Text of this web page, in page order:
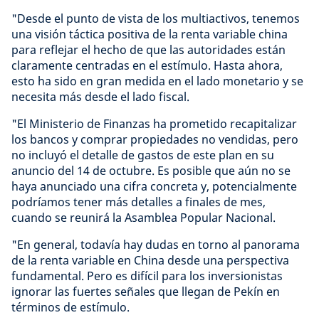
"Desde el punto de vista de los multiactivos, tenemos
una visión táctica positiva de la renta variable china
para reflejar el hecho de que las autoridades están
claramente centradas en el estímulo. Hasta ahora,
esto ha sido en gran medida en el lado monetario y se
necesita más desde el lado fiscal.
"El Ministerio de Finanzas ha prometido recapitalizar
los bancos y comprar propiedades no vendidas, pero
no incluyó el detalle de gastos de este plan en su
anuncio del 14 de octubre. Es posible que aún no se
haya anunciado una cifra concreta y, potencialmente
podríamos tener más detalles a finales de mes,
cuando se reunirá la Asamblea Popular Nacional.
"En general, todavía hay dudas en torno al panorama
de la renta variable en China desde una perspectiva
fundamental. Pero es difícil para los inversionistas
ignorar las fuertes señales que llegan de Pekín en
términos de estímulo.